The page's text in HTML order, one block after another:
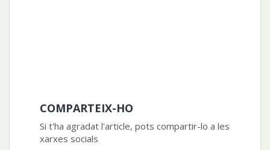
COMPARTEIX-HO
Si t'ha agradat l'article, pots compartir-lo a les
xarxes socials